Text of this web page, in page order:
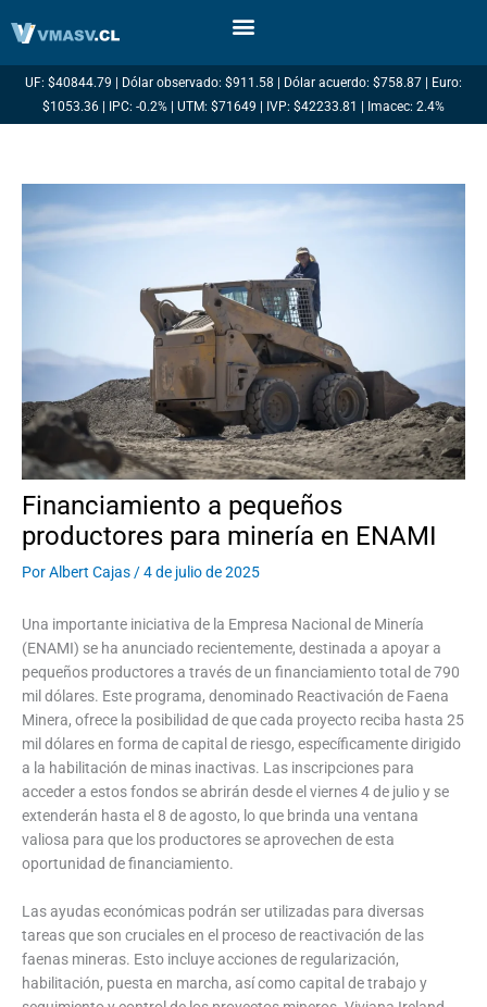
UF: $40844.79 | Dólar observado: $911.58 | Dólar acuerdo: $758.87 | Euro:
$1053.36 | IPC: -0.2% | UTM: $71649 | IVP: $42233.81 | Imacec: 2.4%
Financiamiento a pequeños
productores para minería en ENAMI
PorAlbert Cajas /4 de julio de 2025
Una importante iniciativa de la Empresa Nacional de Minería
(ENAMI) se ha anunciado recientemente, destinada a apoyar a
pequeños productores a través de un financiamiento total de 790
mil dólares. Este programa, denominado Reactivación de Faena
Minera, ofrece la posibilidad de que cada proyecto reciba hasta 25
mil dólares en forma de capital de riesgo, específicamente dirigido
a la habilitación de minas inactivas. Las inscripciones para
acceder a estos fondos se abrirán desde el viernes 4 de julio y se
extenderán hasta el 8 de agosto, lo que brinda una ventana
valiosa para que los productores se aprovechen de esta
oportunidad de financiamiento.
Las ayudas económicas podrán ser utilizadas para diversas
tareas que son cruciales en el proceso de reactivación de las
faenas mineras. Esto incluye acciones de regularización,
habilitación, puesta en marcha, así como capital de trabajo y